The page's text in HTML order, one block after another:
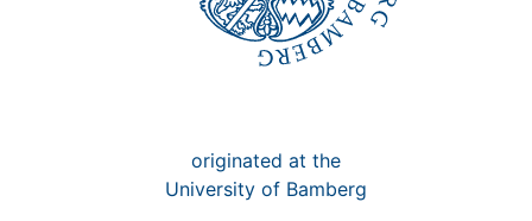
originated at the
University of Bamberg